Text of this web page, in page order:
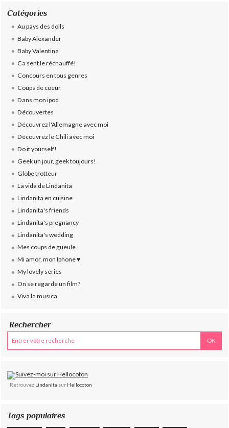
Catégories
Au pays des dolls
Baby Alexander
Baby Valentina
Ca sent le réchauffé!
Concours en tous genres
Coups de coeur
Dans mon ipod
Découvertes
Découvrez l'Allemagne avec moi
Découvrez le Chili avec moi
Do it yourself!
Geek un jour, geek toujours!
Globe trotteur
La vida de Lindanita
Lindanita en cuisine
Lindanita's friends
Lindanita's pregnancy
Lindanita's wedding
Mes coups de gueule
Mi amor, mon Iphone ♥
My lovely series
On se regarde un film?
Viva la musica
Rechercher
Retrouvez Lindanita sur Hellocoton
Tags populaires